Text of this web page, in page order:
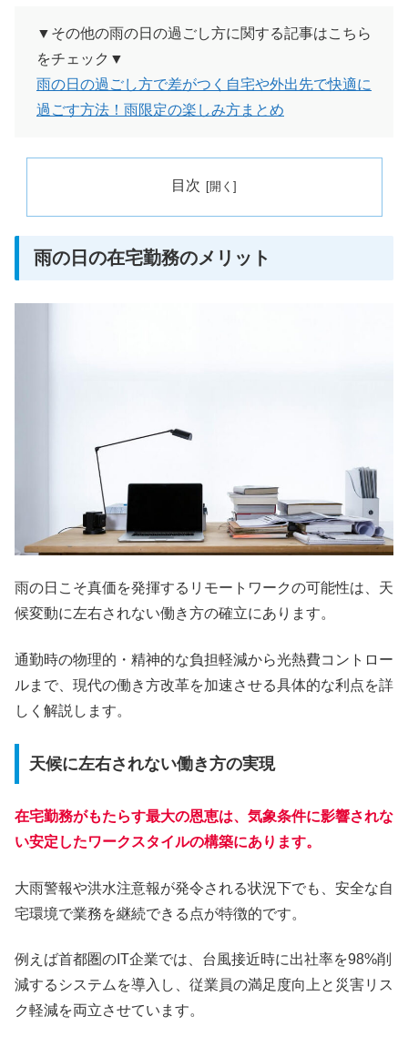
▼その他の雨の日の過ごし方に関する記事はこちら
をチェック▼
雨の日の過ごし方で差がつく自宅や外出先で快適に
過ごす方法！雨限定の楽しみ方まとめ
目次
雨の日の在宅勤務のメリット
雨の日こそ真価を発揮するリモートワークの可能性は、天
候変動に左右されない働き方の確立にあります。
通勤時の物理的・精神的な負担軽減から光熱費コントロー
ルまで、現代の働き方改革を加速させる具体的な利点を詳
しく解説します。
天候に左右されない働き方の実現
在宅勤務がもたらす最大の恩恵は、気象条件に影響されな
い安定したワークスタイルの構築にあります。
大雨警報や洪水注意報が発令される状況下でも、安全な自
宅環境で業務を継続できる点が特徴的です。
例えば首都圏のIT企業では、台風接近時に出社率を98%削
減するシステムを導入し、従業員の満足度向上と災害リス
ク軽減を両立させています。